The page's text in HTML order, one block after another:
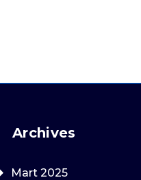
Archives
Mart 2025